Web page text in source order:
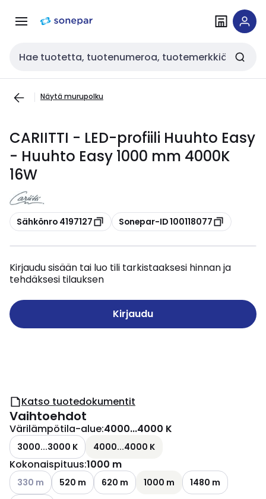
navigointiinsisältöön
Haku
Näytä murupolku
CARIITTI - LED-profiili Huuhto Easy
- Huuhto Easy 1000 mm 4000K
16W
Kopioi
Sähkönro 4197127 Kopioi
Sonepar-ID 100118077
Kirjaudu sisään tai luo tili tarkistaaksesi hinnan ja
tehdäksesi tilauksen
Kirjaudu
Katso tuotedokumentit
Vaihtoehdot
Värilämpötila-alue:4000...4000 K
3000...3000 K 4000...4000 K
Kokonaispituus:1000 m
Katso käytettävissä olevat vaihtoehdot
330 m 520 m 620 m 1000 m
1480 m